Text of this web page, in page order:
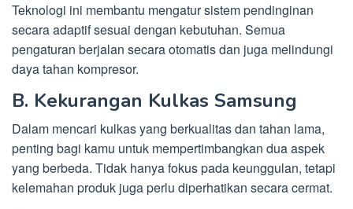
Teknologi ini membantu mengatur sistem pendinginan
secara adaptif sesuai dengan kebutuhan. Semua
pengaturan berjalan secara otomatis dan juga melindungi
daya tahan kompresor.
B. Kekurangan Kulkas Samsung
Dalam mencari kulkas yang berkualitas dan tahan lama,
penting bagi kamu untuk mempertimbangkan dua aspek
yang berbeda. Tidak hanya fokus pada keunggulan, tetapi
kelemahan produk juga perlu diperhatikan secara cermat.